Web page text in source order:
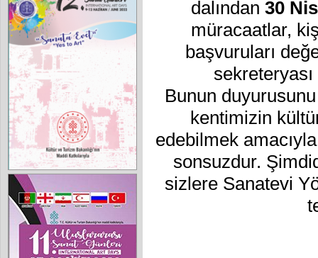
dalından 30
müracaatlar,
başvuruları
Bunun
kentimizin
edebilmek
sonsuzdur.
sizlere Sanatevi